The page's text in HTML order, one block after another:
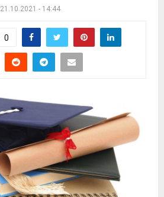
21.10.2021 - 14:44
0